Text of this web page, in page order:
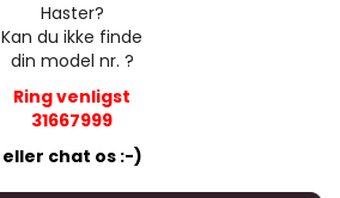
Haster?
Kan du ikke finde
din model nr. ?
Ring venligst
31667999
eller chat os :-)